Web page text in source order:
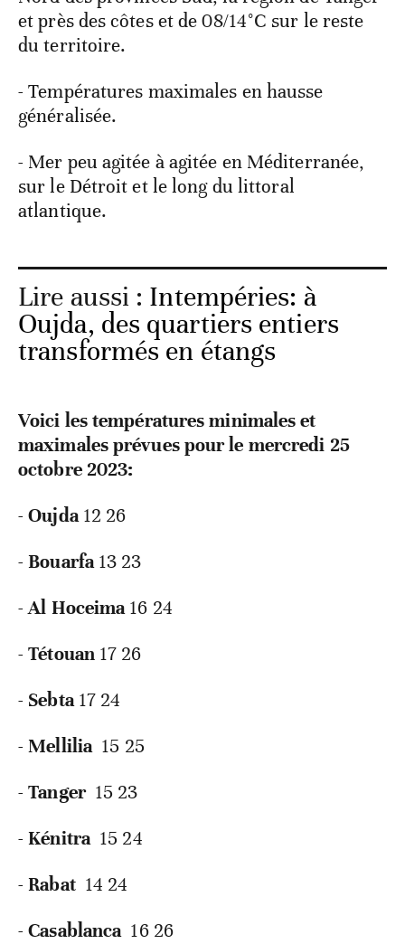
et près des côtes et de 08/14°C sur le reste
du territoire.
- Températures maximales en hausse
généralisée.
- Mer peu agitée à agitée en Méditerranée,
sur le Détroit et le long du littoral
atlantique.
Lire aussi : Intempéries: à
Oujda, des quartiers entiers
transformés en étangs
Voici les températures minimales et
maximales prévues pour le mercredi 25
octobre 2023:
-Oujda12 26
-Bouarfa13 23
-Al Hoceima16 24
-Tétouan17 26
- Sebta17 24
-Mellilia15 25
-Tanger15 23
-Kénitra15 24
-Rabat14 24
-Casablanca16 26